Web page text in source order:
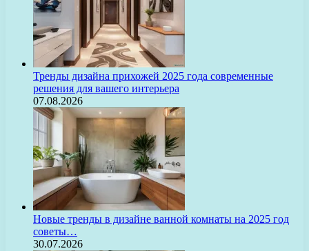
Тренды дизайна прихожей 2025 года современные
решения для вашего интерьера
07.08.2026
Новые тренды в дизайне ванной комнаты на 2025 год
советы…
30.07.2026